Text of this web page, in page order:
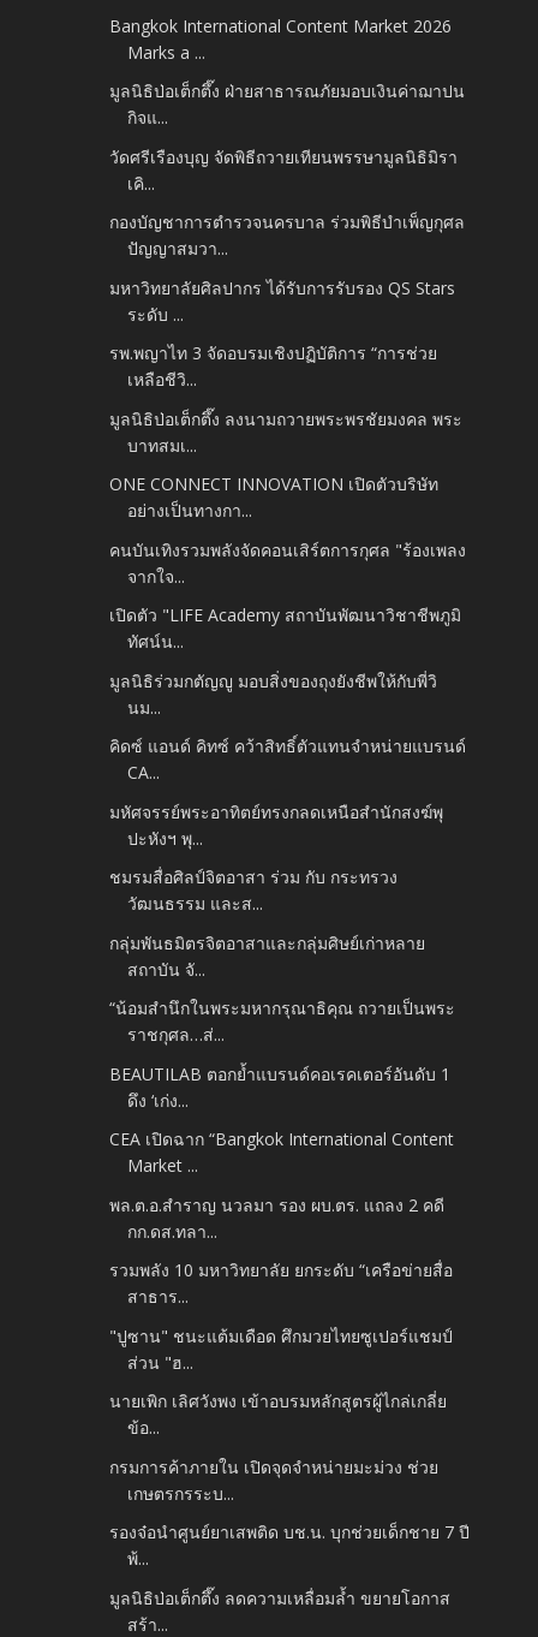
Bangkok International Content Market 2026
Marks a ...
มูลนิธิป่อเต็กตึ๊ง ฝ่ายสาธารณภัยมอบเงินค่าฌาปน
กิจแ...
วัดศรีเรืองบุญ จัดพิธีถวายเทียนพรรษามูลนิธิมิรา
เคิ...
กองบัญชาการตำรวจนครบาล ร่วมพิธีบำเพ็ญกุศล
ปัญญาสมวา...
มหาวิทยาลัยศิลปากร ได้รับการรับรอง QS Stars
ระดับ ...
รพ.พญาไท 3 จัดอบรมเชิงปฏิบัติการ “การช่วย
เหลือชีวิ...
มูลนิธิป่อเต็กตึ๊ง ลงนามถวายพระพรชัยมงคล พระ
บาทสมเ...
ONE CONNECT INNOVATION เปิดตัวบริษัท
อย่างเป็นทางกา...
คนบันเทิงรวมพลังจัดคอนเสิร์ตการกุศล "ร้องเพลง
จากใจ...
เปิดตัว "LIFE Academy สถาบันพัฒนาวิชาชีพภูมิ
ทัศน์น...
มูลนิธิร่วมกตัญญู มอบสิ่งของถุงยังชีพให้กับพี่วิ
นม...
คิดซ์ แอนด์ คิทซ์ คว้าสิทธิ์ตัวแทนจำหน่ายแบรนด์
CA...
มหัศจรรย์พระอาทิตย์ทรงกลดเหนือสำนักสงฆ์พุ
ปะหังฯ พุ...
ชมรมสื่อศิลป์จิตอาสา ร่วม กับ กระทรวง
วัฒนธรรม และส...
กลุ่มพันธมิตรจิตอาสาและกลุ่มศิษย์เก่าหลาย
สถาบัน จั...
“น้อมสำนึกในพระมหากรุณาธิคุณ ถวายเป็นพระ
ราชกุศล…ส่...
BEAUTILAB ตอกย้ำแบรนด์คอเรคเตอร์อันดับ 1
ดึง ‘เก่ง...
CEA เปิดฉาก “Bangkok International Content
Market ...
พล.ต.อ.สำราญ นวลมา รอง ผบ.ตร. แถลง 2 คดี
กก.ดส.ทลา...
รวมพลัง 10 มหาวิทยาลัย ยกระดับ “เครือข่ายสื่อ
สาธาร...
"ปูซาน" ชนะแต้มเดือด ศึกมวยไทยซูเปอร์แชมป์
ส่วน "ฮ...
นายเพิก เลิศวังพง เข้าอบรมหลักสูตรผู้ไกล่เกลี่ย
ข้อ...
กรมการค้าภายใน เปิดจุดจำหน่ายมะม่วง ช่วย
เกษตรกรระบ...
รองจ๋อนำศูนย์ยาเสพติด บช.น. บุกช่วยเด็กชาย 7 ปี
พ้...
มูลนิธิป่อเต็กตึ๊ง ลดความเหลื่อมล้ำ ขยายโอกาส
สร้า...